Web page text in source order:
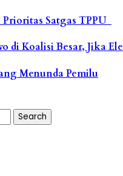
Prioritas Satgas TPPU
di Koalisi Besar, Jika
Menunda Pemilu
Search